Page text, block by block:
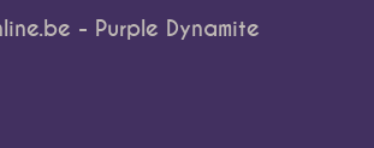
- Purple Dynamite